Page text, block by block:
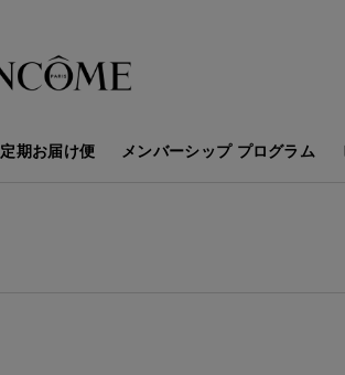
定期お届け便 メンバーシップ プログラム